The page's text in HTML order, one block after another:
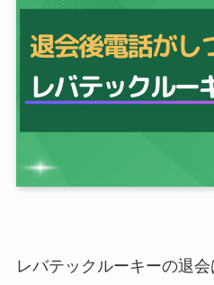
レバテックルーキーの退